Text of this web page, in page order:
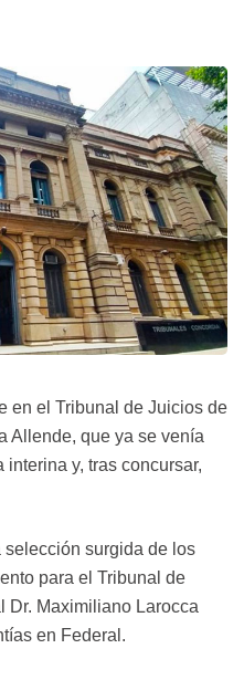
en el Tribunal de Juicios de
Allende, que ya se venía
y, tras concursar,
selección surgida de los
para el Tribunal de
Dr. Maximiliano Larocca
en Federal.